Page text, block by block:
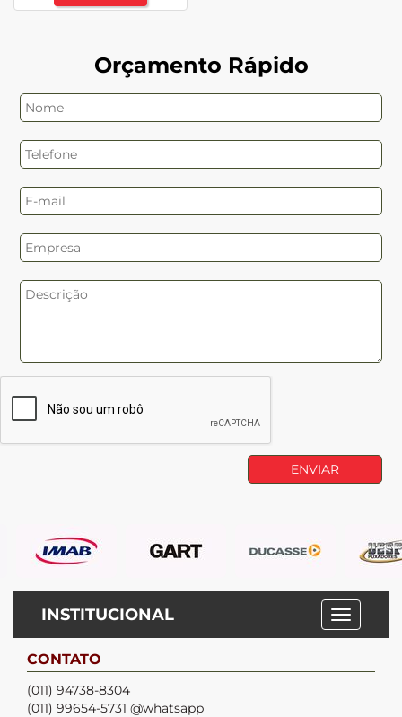
Orçamento Rápido
INSTITUCIONAL
CONTATO
(011) 94738-8304
(011) 99654-5731 @whatsapp